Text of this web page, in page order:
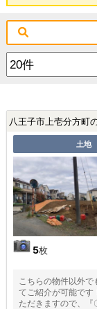
八王子市上壱分方町
土地
5枚
こちらの物件以外
てご紹介が可能です
ただきますので、『